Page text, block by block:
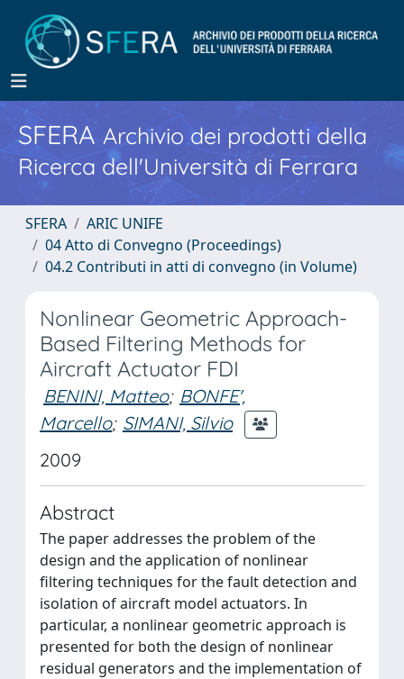
SFERA Archivio dei prodotti della
Ricerca dell'Università di Ferrara
SFERA
ARIC UNIFE
04 Atto di Convegno (Proceedings)
04.2 Contributi in atti di convegno (in Volume)
Nonlinear Geometric Approach-
Based Filtering Methods for
Aircraft Actuator FDI
BENINI, Matteo; BONFE',
Marcello; SIMANI, Silvio
2009
Abstract
The paper addresses the problem of the
design and the application of nonlinear
filtering techniques for the fault detection and
isolation of aircraft model actuators. In
particular, a nonlinear geometric approach is
presented for both the design of nonlinear
residual generators and the implementation of